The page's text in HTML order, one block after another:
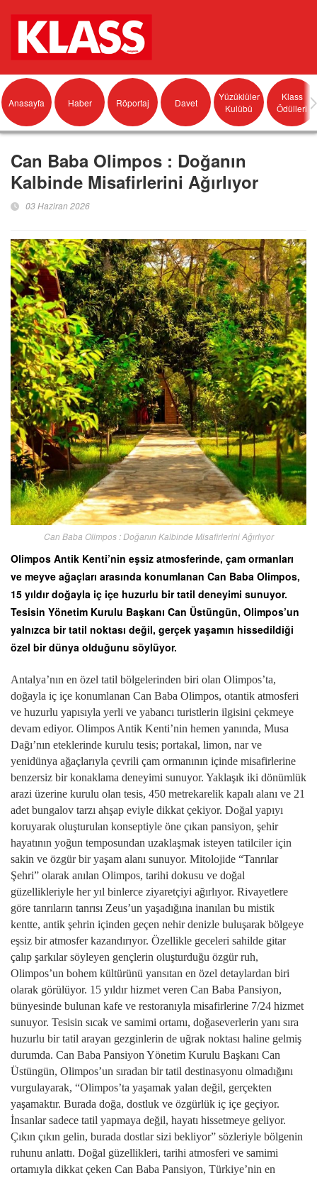
Anasayfa Haber Röportaj Davet
Yüzüklüler
Kulübü
Klass
Ödülleri
Can Baba Olimpos : Doğanın
Kalbinde Misafirlerini Ağırlıyor
03 Haziran 2026
Can Baba Olimpos : Doğanın Kalbinde Misafirlerini Ağırlıyor
Olimpos Antik Kenti’nin eşsiz atmosferinde, çam ormanları
ve meyve ağaçları arasında konumlanan Can Baba Olimpos,
15 yıldır doğayla iç içe huzurlu bir tatil deneyimi sunuyor.
Tesisin Yönetim Kurulu Başkanı Can Üstüngün, Olimpos’un
yalnızca bir tatil noktası değil, gerçek yaşamın hissedildiği
özel bir dünya olduğunu söylüyor.
Antalya’nın en özel tatil bölgelerinden biri olan Olimpos’ta,
doğayla iç içe konumlanan Can Baba Olimpos, otantik atmosferi
ve huzurlu yapısıyla yerli ve yabancı turistlerin ilgisini çekmeye
devam ediyor. Olimpos Antik Kenti’nin hemen yanında, Musa
Dağı’nın eteklerinde kurulu tesis; portakal, limon, nar ve
yenidünya ağaçlarıyla çevrili çam ormanının içinde misafirlerine
benzersiz bir konaklama deneyimi sunuyor. Yaklaşık iki dönümlük
arazi üzerine kurulu olan tesis, 450 metrekarelik kapalı alanı ve 21
adet bungalov tarzı ahşap eviyle dikkat çekiyor. Doğal yapıyı
koruyarak oluşturulan konseptiyle öne çıkan pansiyon, şehir
hayatının yoğun temposundan uzaklaşmak isteyen tatilciler için
sakin ve özgür bir yaşam alanı sunuyor. Mitolojide “Tanrılar
Şehri” olarak anılan Olimpos, tarihi dokusu ve doğal
güzellikleriyle her yıl binlerce ziyaretçiyi ağırlıyor. Rivayetlere
göre tanrıların tanrısı Zeus’un yaşadığına inanılan bu mistik
kentte, antik şehrin içinden geçen nehir denizle buluşarak bölgeye
eşsiz bir atmosfer kazandırıyor. Özellikle geceleri sahilde gitar
çalıp şarkılar söyleyen gençlerin oluşturduğu özgür ruh,
Olimpos’un bohem kültürünü yansıtan en özel detaylardan biri
olarak görülüyor. 15 yıldır hizmet veren Can Baba Pansiyon,
bünyesinde bulunan kafe ve restoranıyla misafirlerine 7/24 hizmet
sunuyor. Tesisin sıcak ve samimi ortamı, doğaseverlerin yanı sıra
huzurlu bir tatil arayan gezginlerin de uğrak noktası haline gelmiş
durumda. Can Baba Pansiyon Yönetim Kurulu Başkanı Can
Üstüngün, Olimpos’un sıradan bir tatil destinasyonu olmadığını
vurgulayarak, “Olimpos’ta yaşamak yalan değil, gerçekten
yaşamaktır. Burada doğa, dostluk ve özgürlük iç içe geçiyor.
İnsanlar sadece tatil yapmaya değil, hayatı hissetmeye geliyor.
Çıkın çıkın gelin, burada dostlar sizi bekliyor” sözleriyle bölgenin
ruhunu anlattı. Doğal güzellikleri, tarihi atmosferi ve samimi
ortamıyla dikkat çeken Can Baba Pansiyon, Türkiye’nin en